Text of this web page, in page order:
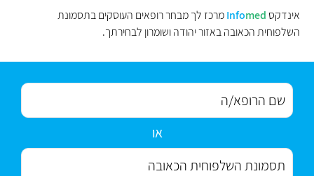
אינדקס
Infomed
מרכז לך מבחר רופאים העוסקים בתסמונת
השלפוחית הכאובה באזור יהודה ושומרון לבחירתך.
או